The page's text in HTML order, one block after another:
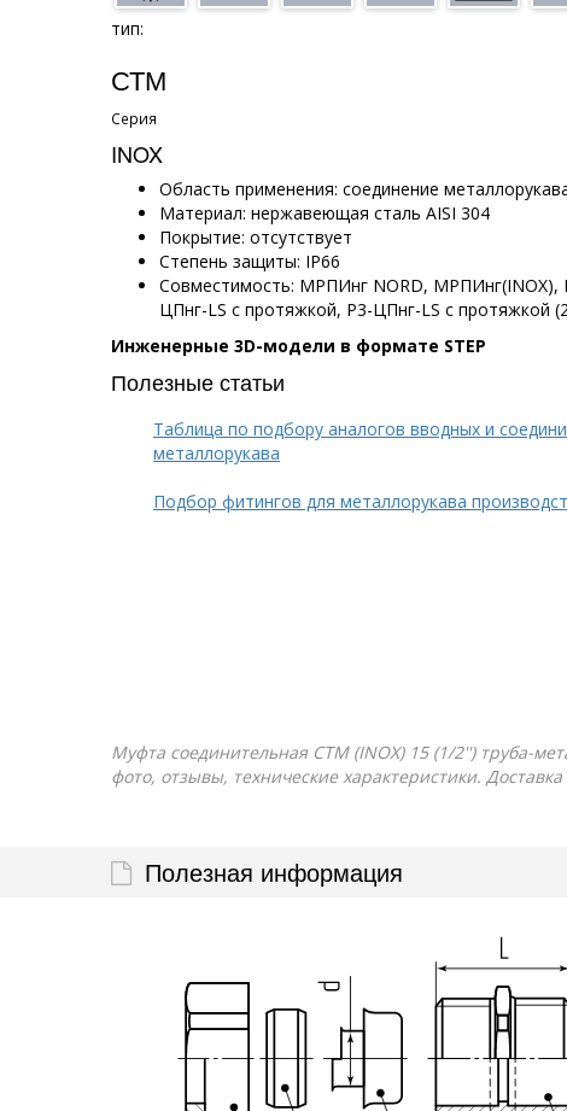
тип:
СТМ
Серия
INOX
Область применения: соединение
Материал: нержавеющая сталь AISI 304
Покрытие: отсутствует
Степень защиты: IP66
Совместимость: МРПИнг NORD, МРПИнг(INOX),
ЦПнг-LS с протяжкой, Р3-ЦПнг-LS с протяжкой
Инженерные 3D-модели в формате STEP
Полезные статьи
Таблица по подбору аналогов вводных и
металлорукава
Подбор фитингов для металлорукава
Муфта соединительная СТМ (INOX) 15 (1/2'') труба-
фото, отзывы, технические характеристики.
Полезная информация